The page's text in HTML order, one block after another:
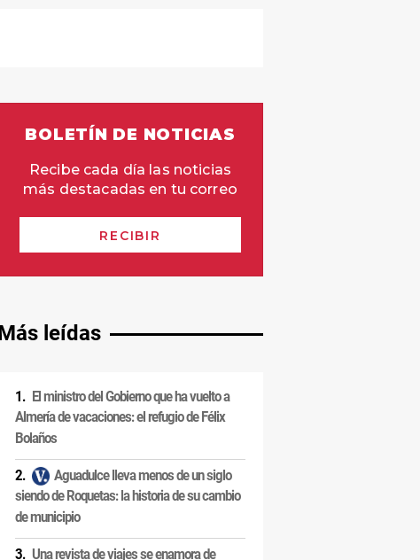
leídas
El ministro del Gobierno que ha vuelto a
Almería de vacaciones: el refugio de Félix
Bolaños
Aguadulce lleva menos de un siglo
siendo de Roquetas: la historia de su cambio
de municipio
Una revista de viajes se enamora de